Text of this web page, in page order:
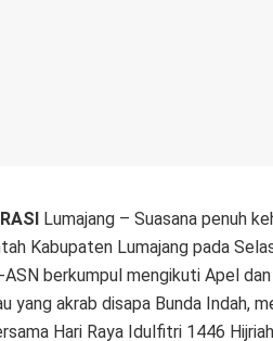
Lumajang – Suasana penuh
Kabupaten Lumajang pada
berkumpul mengikuti Apel
yang akrab disapa Bunda Indah,
Hari Raya Idulfitri 1446